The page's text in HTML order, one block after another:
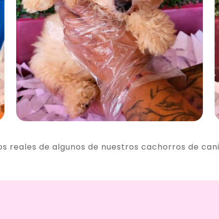
reales de algunos de nuestros cachorros de